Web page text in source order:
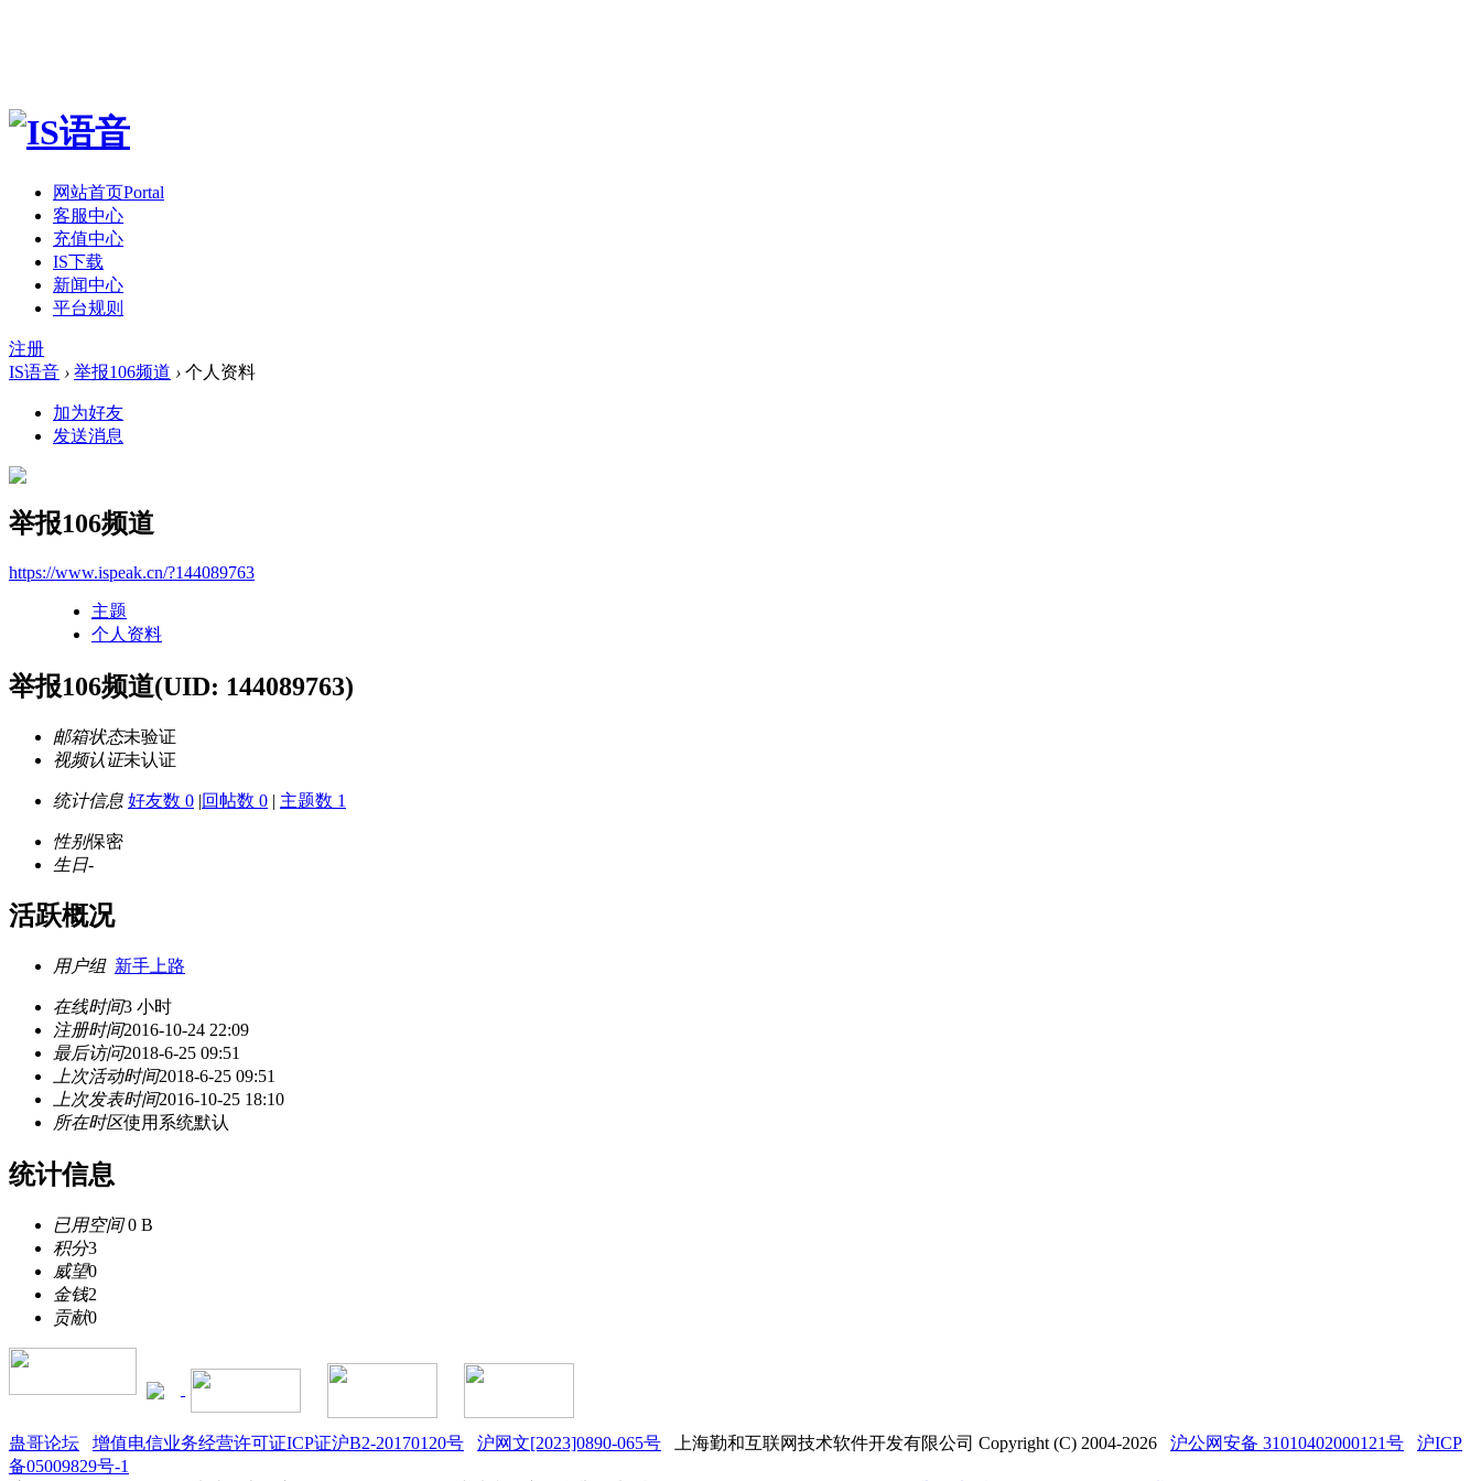
网站首页Portal
客服中心
充值中心
IS下载
新闻中心
平台规则
注册
IS语音 › 举报106频道 › 个人资料
加为好友
发送消息
举报106频道
https://www.ispeak.cn/?144089763
主题
个人资料
举报106频道(UID: 144089763)
邮箱状态未验证
视频认证未认证
统计信息 好友数 0 |回帖数 0 | 主题数 1
性别保密
生日-
活跃概况
用户组 新手上路
在线时间3 小时
注册时间2016-10-24 22:09
最后访问2018-6-25 09:51
上次活动时间2018-6-25 09:51
上次发表时间2016-10-25 18:10
所在时区使用系统默认
统计信息
已用空间0 B
积分3
威望0
金钱2
贡献0
蛊哥论坛 增值电信业务经营许可证ICP证沪B2-20170120号 沪网文[2023]0890-065号 上海勤和互联网技术软件开发有限公司 Copyright (C) 2004-2026 沪公网安备 31010402000121号
沪ICP
备05009829号-1